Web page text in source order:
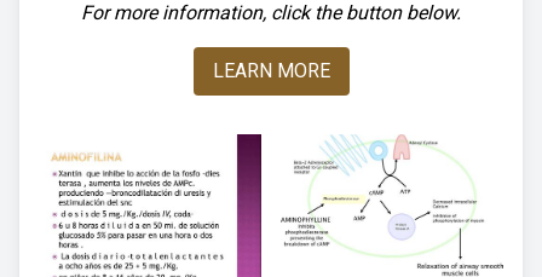
For more information, click the button below.
LEARN MORE